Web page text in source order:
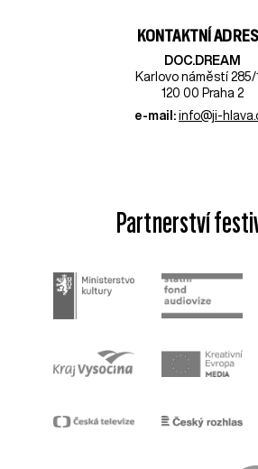
KONTAKTNÍ
DOC.DREAM​
Karlovo náměstí 285/
120 00 Praha 2
e-mail: info@ji-
Partnerství